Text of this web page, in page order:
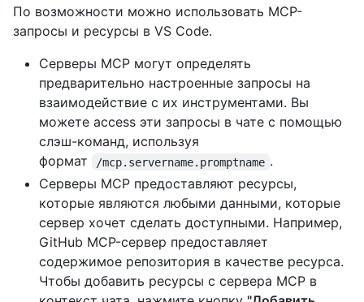
По возможности можно использовать MCP-
запросы и ресурсы в VS Code.
Серверы MCP могут определять
предварительно настроенные запросы на
взаимодействие с их инструментами. Вы
можете access эти запросы в чате с помощью
слэш-команд, используя
формат
/mcp.servername.promptname .
Серверы MCP предоставляют ресурсы,
которые являются любыми данными, которые
сервер хочет сделать доступными. Например,
GitHub MCP-сервер предоставляет
содержимое репозитория в качестве ресурса.
Чтобы добавить ресурсы с сервера MCP в